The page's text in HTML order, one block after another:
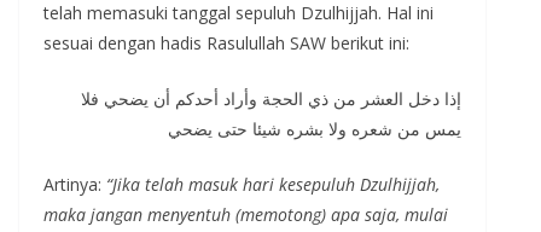
telah memasuki tanggal sepuluh Dzulhijjah. Hal ini
sesuai dengan hadis Rasulullah SAW berikut ini:
إذا دخل العشر من ذي الحجة وأراد أحدكم أن يضحي فلا
يمس من شعره ولا بشره شيئا حتى يضحي
Artinya: “Jika telah masuk hari kesepuluh Dzulhijjah,
maka jangan menyentuh (memotong) apa saja, mulai